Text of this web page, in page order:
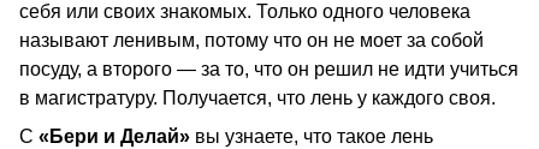
себя или своих знакомых. Только одного человека
называют ленивым, потому что он не моет за собой
посуду, а второго — за то, что он решил не идти учиться
в магистратуру. Получается, что лень у каждого своя.
С «Бери и Делай» вы узнаете, что такое лень